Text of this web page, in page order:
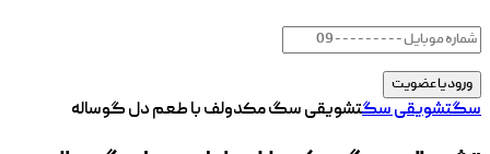
سگتشویقی سگتشویقی سگ مکدولف با طعم دل گوساله